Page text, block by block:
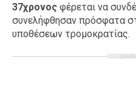
AGENDA
Agenda
Επιλογές
Εισιτήρια
37χρονος φέρεται να
συνελήφθησαν πρόσφατα
υποθέσεων τρομοκρατίας.